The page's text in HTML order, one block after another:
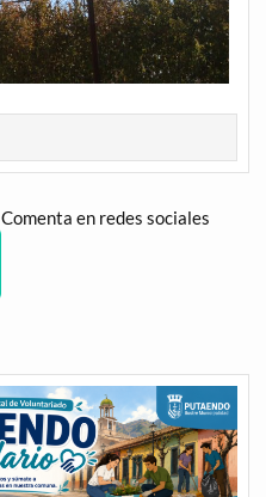
Comenta en redes sociales